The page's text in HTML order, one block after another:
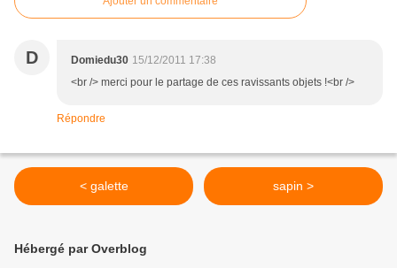
D Domiedu30 15/12/2011 17:38
<br /> merci pour le partage de ces ravissants objets !<br />
Répondre
< galette sapin >
Hébergé par Overblog